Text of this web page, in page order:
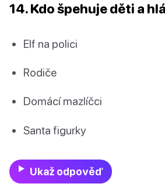
14. Kdo špehuje děti a
Elf na polici
Rodiče
Domácí mazlíčci
Santa figurky
Ukaž odpověď